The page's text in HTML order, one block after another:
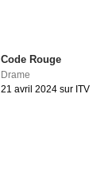
Code Rouge
Drame
21 avril 2024 sur ITV